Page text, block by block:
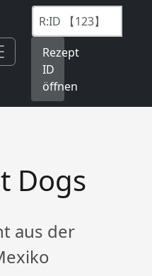
Rezept
ID
öffnen
Dogs
aus der